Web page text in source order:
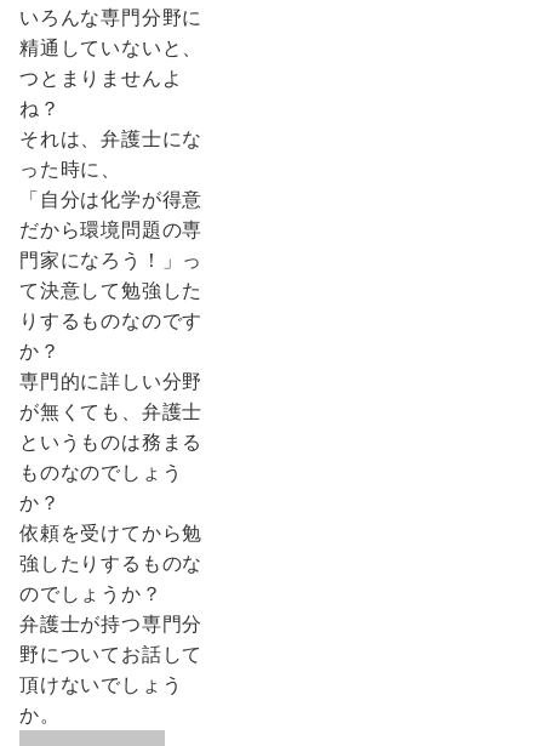
いろんな専門分野に
精通していないと、
つとまりませんよ
ね？
それは、弁護士にな
った時に、
「自分は化学が得意
だから環境問題の専
門家になろう！」っ
て決意して勉強した
りするものなのです
か？
専門的に詳しい分野
が無くても、弁護士
というものは務まる
ものなのでしょう
か？
依頼を受けてから勉
強したりするものな
のでしょうか？
弁護士が持つ専門分
野についてお話して
頂けないでしょう
か。